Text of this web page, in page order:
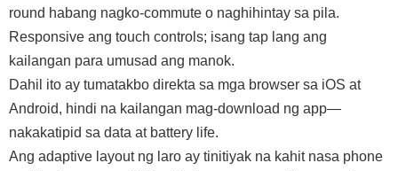
round habang nagko-commute o naghihintay sa pila.
Responsive ang touch controls; isang tap lang ang
kailangan para umusad ang manok.
Dahil ito ay tumatakbo direkta sa mga browser sa iOS at
Android, hindi na kailangan mag-download ng app—
nakakatipid sa data at battery life.
Ang adaptive layout ng laro ay tinitiyak na kahit nasa phone